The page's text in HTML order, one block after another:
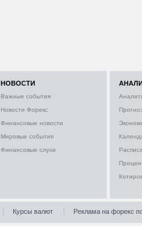
НОВОСТИ
Важные события
Новости Форекс
Финансовые новости
Мировые события
Финансовые слухи
Курсы валют Реклама на форекс